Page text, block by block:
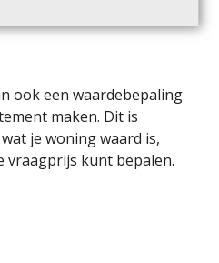
ook een waardebepaling
maken. Dit is
je woning waard is,
vraagprijs kunt bepalen.